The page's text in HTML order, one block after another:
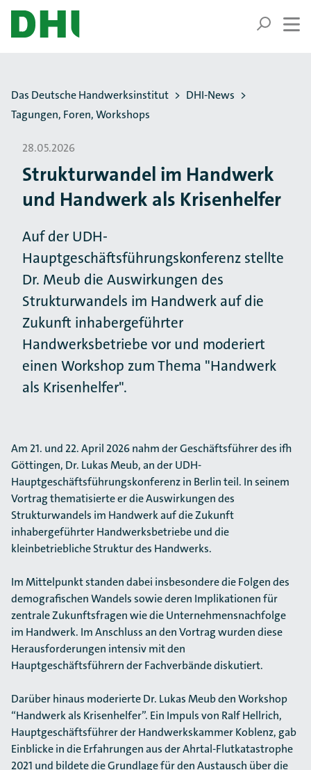
ZUM HAUPTINHALT SPRINGEN
ZUR SUCHE SPRINGEN
Sie befinden sich hier:
Das Deutsche Handwerksinstitut
DHI-News
Tagungen, Foren, Workshops
28.05.2026
Strukturwandel im Handwerk
und Handwerk als Krisenhelfer
Auf der UDH-
Hauptgeschäftsführungskonferenz stellte
Dr. Meub die Auswirkungen des
Strukturwandels im Handwerk auf die
Zukunft inhabergeführter
Handwerksbetriebe vor und moderiert
einen Workshop zum Thema "Handwerk
als Krisenhelfer".
Am 21. und 22. April 2026 nahm der Geschäftsführer des ifh
Göttingen, Dr. Lukas Meub, an der UDH-
Hauptgeschäftsführungskonferenz in Berlin teil. In seinem
Vortrag thematisierte er die Auswirkungen des
Strukturwandels im Handwerk auf die Zukunft
inhabergeführter Handwerksbetriebe und die
kleinbetriebliche Struktur des Handwerks.
Im Mittelpunkt standen dabei insbesondere die Folgen des
demografischen Wandels sowie deren Implikationen für
zentrale Zukunftsfragen wie die Unternehmensnachfolge
im Handwerk. Im Anschluss an den Vortrag wurden diese
Herausforderungen intensiv mit den
Hauptgeschäftsführern der Fachverbände diskutiert.
Darüber hinaus moderierte Dr. Lukas Meub den Workshop
“Handwerk als Krisenhelfer”. Ein Impuls von Ralf Hellrich,
Hauptgeschäftsführer der Handwerkskammer Koblenz, gab
Einblicke in die Erfahrungen aus der Ahrtal-Flutkatastrophe
2021 und bildete die Grundlage für den Austausch über die